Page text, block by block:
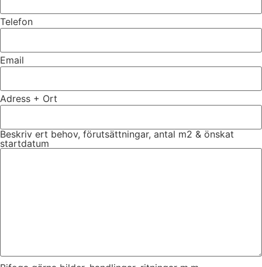
Telefon
Email
Adress + Ort
Beskriv ert behov, förutsättningar, antal m2 & önskat
startdatum